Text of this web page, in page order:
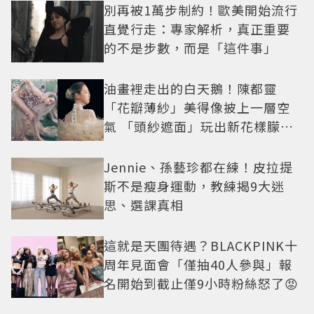
別再被1萬步制約！歐美開始流行
直覺行走：專家解析，真正重要
的不是步數，而是「這件事」
油畫裡走出的白天鵝！陳都靈
「花瓣薄紗」美得像披上一層空
氣 「頭紗遮面」玩出新花樣朦朧
Jennie、孫藝珍都在練！皮拉提
斯不是瘦身運動，教練揭9大迷
思、選課真相
這就是天團待遇？BLACKPINK十
周年見面會「僅抽40人參與」報
名開始到截止僅9小時粉絲怒了😡